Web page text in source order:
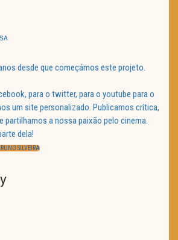
desde que começámos este projeto.
para o twitter, para o youtube para o
um site personalizado. Publicamos crítica,
partilhamos a nossa paixão pelo cinema.
dela!
SILVEIRA